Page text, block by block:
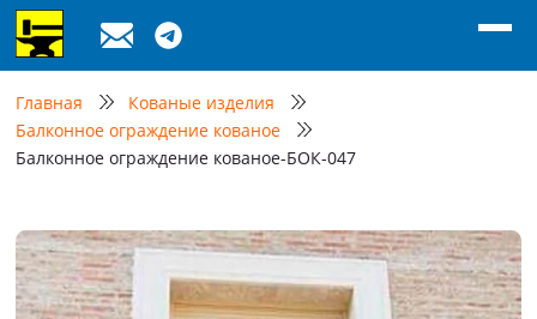
Главная
Кованые изделия
Балконное ограждение кованое
Балконное ограждение кованое-БОК-047